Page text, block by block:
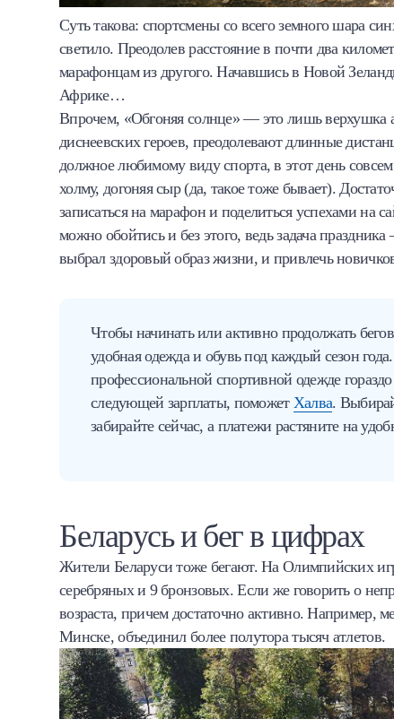
Суть такова: спортсмены со всего земного шара
светило. Преодолев расстояние в почти два
марафонцам из другого. Начавшись в Новой
Африке…
Впрочем, «Обгоняя солнце» — это лишь верхушка
диснеевских героев, преодолевают длинные
должное любимому виду спорта, в этот день
холму, догоняя сыр (да, такое тоже бывает).
записаться на марафон и поделиться успехами на
можно обойтись и без этого, ведь задача
выбрал здоровый образ жизни, и привлечь
Чтобы начинать или активно продолжать
удобная одежда и обувь под каждый сезон
профессиональной спортивной одежде
следующей зарплаты, поможет Халва.
забирайте сейчас, а платежи растяните на
Беларусь и бег в цифрах
Жители Беларуси тоже бегают. На Олимпийских
серебряных и 9 бронзовых. Если же говорить о
возраста, причем достаточно активно.
Минске, объединил более полутора тысяч атлетов.